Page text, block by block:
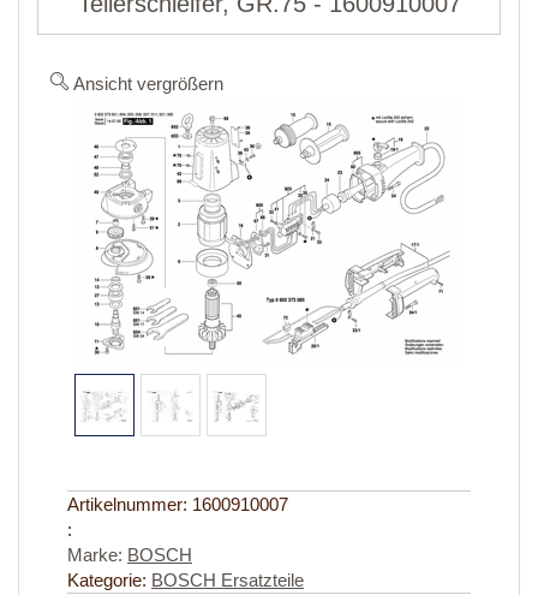
Ansicht vergrößern
Artikelnummer: 1600910007
:
Marke: BOSCH
Kategorie: BOSCH Ersatzteile